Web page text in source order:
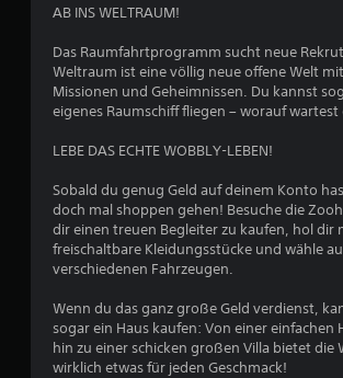
AB INS WELTRAUM!
Das Raumfahrtprogramm sucht neue
Weltraum ist eine völlig neue offene Welt
Missionen und Geheimnissen. Du kannst
eigenes Raumschiff fliegen – worauf wartest
LEBE DAS ECHTE WOBBLY-LEBEN!
Sobald du genug Geld auf deinem Konto
doch mal shoppen gehen! Besuche die
dir einen treuen Begleiter zu kaufen, hol dir
freischaltbare Kleidungsstücke und wähle
verschiedenen Fahrzeugen.
Wenn du das ganz große Geld verdienst,
sogar ein Haus kaufen: Von einer einfachen
hin zu einer schicken großen Villa bietet die
wirklich etwas für jeden Geschmack!